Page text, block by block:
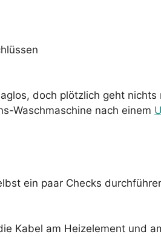
doch plötzlich geht
Waschmaschine nach einem
ein paar Checks
Kabel am Heizelement und